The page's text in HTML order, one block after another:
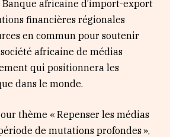
africaine d’import-export
financières régionales
en commun pour soutenir
société africaine de médias
qui positionnera les
dans le monde.
thème « Repenser les médias
de mutations profondes »,